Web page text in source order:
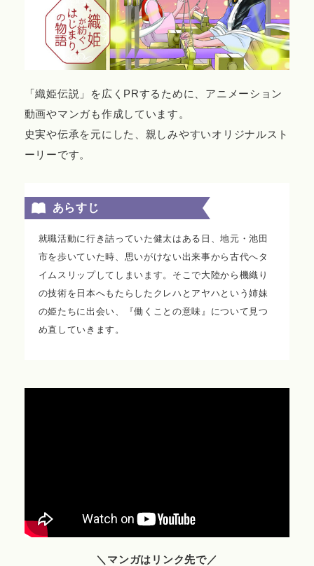
「織姫伝説」を広くPRするために、アニメーション
動画やマンガも作成しています。
史実や伝承を元にした、親しみやすいオリジナルスト
ーリーです。
あらすじ
就職活動に行き詰っていた健太はある日、地元・池田
市を歩いていた時、思いがけない出来事から古代へタ
イムスリップしてしまいます。そこで大陸から機織り
の技術を日本へもたらしたクレハとアヤハという姉妹
の姫たちに出会い、『働くことの意味』について見つ
め直していきます。
＼マンガはリンク先で／